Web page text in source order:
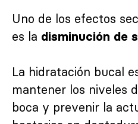
Uno de los efectos
es la disminución de
La hidratación bucal
mantener los niveles
boca y prevenir la